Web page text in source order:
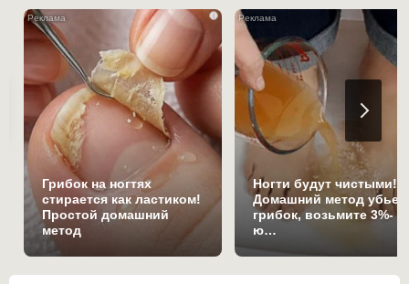
i
Грибок на ногтях
стирается как ластиком!
Простой домашний
метод
Ногти будут чистыми!
Домашний метод убьет
грибок, возьмите 3%-
ю…